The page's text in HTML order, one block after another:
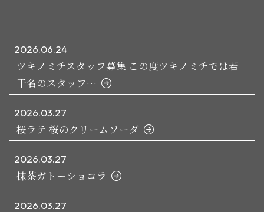
2026.06.24
ツキノミチスタッフ募集 この度ツキノミチでは若
干名のスタッフ…
2026.03.27
桜ラテ 桜のクリームソーダ
2026.03.27
抹茶ガトーショコラ
2026.03.27